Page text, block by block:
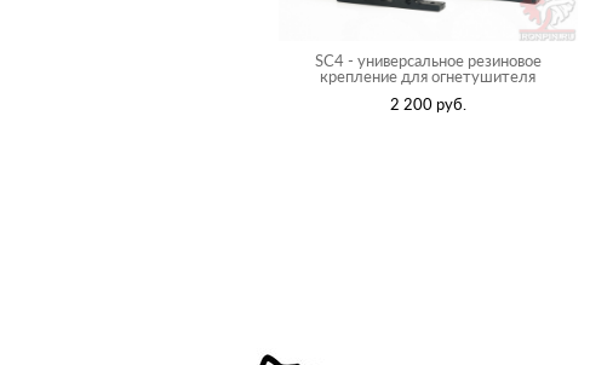
SC4 - универсальное резиновое
крепление для огнетушителя
2 200 pуб.